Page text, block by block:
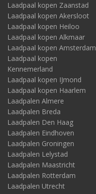
Laadpaal kopen Zaanstad
Laadpaal kopen Akersloot
Laadpaal kopen Heiloo
Laadpaal kopen Alkmaar
Laadpaal kopen Amsterdam
Laadpaal kopen
Kennemerland
Laadpaal kopen IJmond
Laadpaal kopen Haarlem
Laadpalen Almere
Laadpalen Breda
Laadpalen Den Haag
Laadpalen Eindhoven
Laadpalen Groningen
Laadpalen Lelystad
Laadpalen Maastricht
Laadpalen Rotterdam
Laadpalen Utrecht